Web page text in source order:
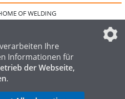
OF WELDING
IMPRESSUM
OF LOGISTICS
Ihre
Informationen für
der Webseite,
.